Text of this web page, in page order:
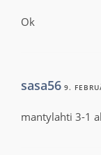
Ok
sasa56 9.
mantylahti 3-1